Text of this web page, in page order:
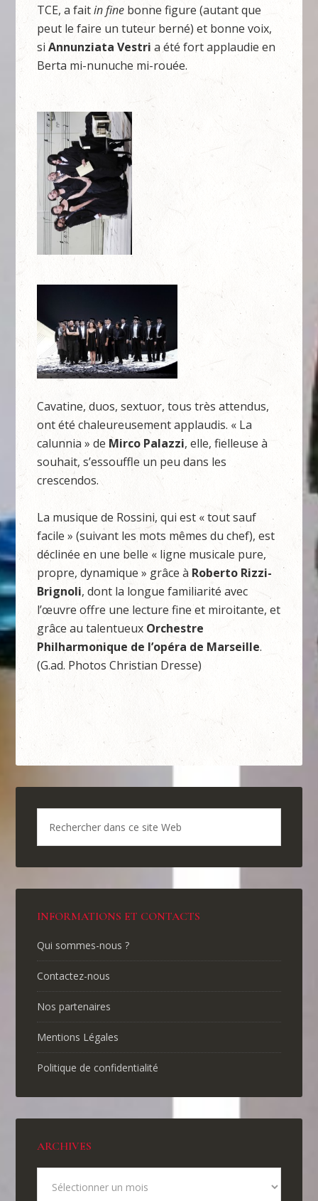
TCE, a faitin fine bonne figure (autant que
peut le faire un tuteur berné) et bonne voix,
siAnnunziata Vestri a été fort applaudie en
Berta mi-nunuche mi-rouée.
Cavatine, duos, sextuor, tous très attendus,
ont été chaleureusement applaudis. « La
calunnia » deMirco Palazzi, elle, fielleuse à
souhait, s’essouffle un peu dans les
crescendos.
La musique de Rossini, qui est « tout sauf
facile » (suivant les mots mêmes du chef), est
déclinée en une belle « ligne musicale pure,
propre, dynamique » grâce à Roberto Rizzi-
Brignoli, dont la longue familiarité avec
l’œuvre offre une lecture fine et miroitante, et
grâce au talentueux Orchestre
Philharmonique de l’opéra de Marseille.
(G.ad. Photos Christian Dresse)
INFORMATIONS ET CONTACTS
Qui sommes-nous ?
Contactez-nous
Nos partenaires
Mentions Légales
Politique de confidentialité
ARCHIVES